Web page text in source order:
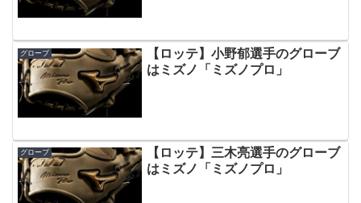
グローブ
【ロッテ】小野郁選手のグローブ
はミズノ「ミズノプロ」
グローブ
【ロッテ】三木亮選手のグローブ
はミズノ「ミズノプロ」